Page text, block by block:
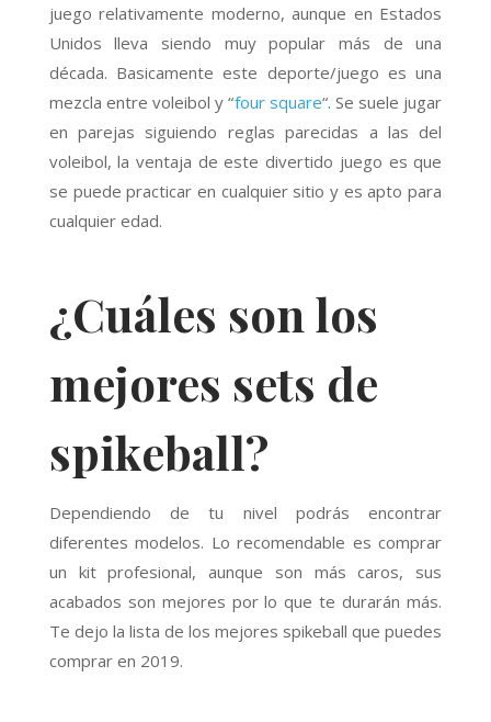
juego relativamente moderno, aunque en Estados
Unidos lleva siendo muy popular más de una
década. Basicamente este deporte/juego es una
mezcla entre voleibol y “four square“. Se suele jugar
en parejas siguiendo reglas parecidas a las del
voleibol, la ventaja de este divertido juego es que
se puede practicar en cualquier sitio y es apto para
cualquier edad.
¿Cuáles son los
mejores sets de
spikeball?
Dependiendo de tu nivel podrás encontrar
diferentes modelos. Lo recomendable es comprar
un kit profesional, aunque son más caros, sus
acabados son mejores por lo que te durarán más.
Te dejo la lista de los mejores spikeball que puedes
comprar en 2019.